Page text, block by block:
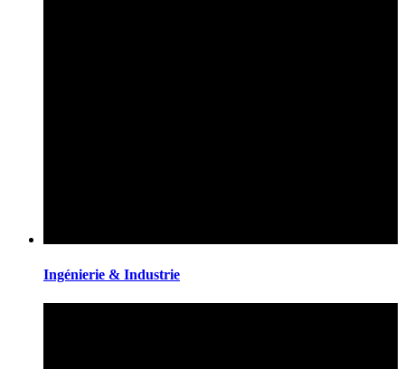
Ingénierie & Industrie